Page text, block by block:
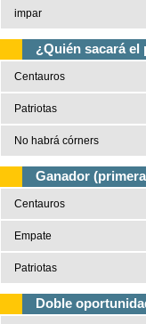
impar
¿Quién sacará
Centauros
Patriotas
No habrá córners
Ganador
Centauros
Empate
Patriotas
Doble